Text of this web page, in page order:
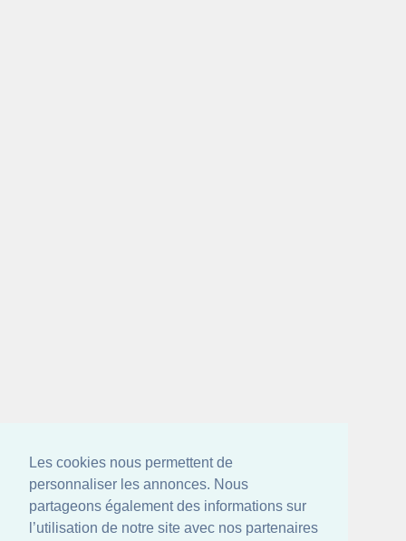
Les cookies nous permettent de
personnaliser les annonces. Nous
partageons également des informations sur
l’utilisation de notre site avec nos partenaires